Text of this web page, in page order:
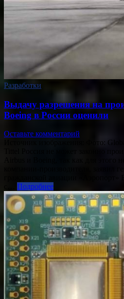
Разработки
Выдачу разрешения на
Boeing в России оценили
Оставьте комментарий
Источник изображения: Фото:
Airbus и Boeing, так как для этого
компании-производителя, заявил
гражданской авиации «Аэропорт»
Подробнее